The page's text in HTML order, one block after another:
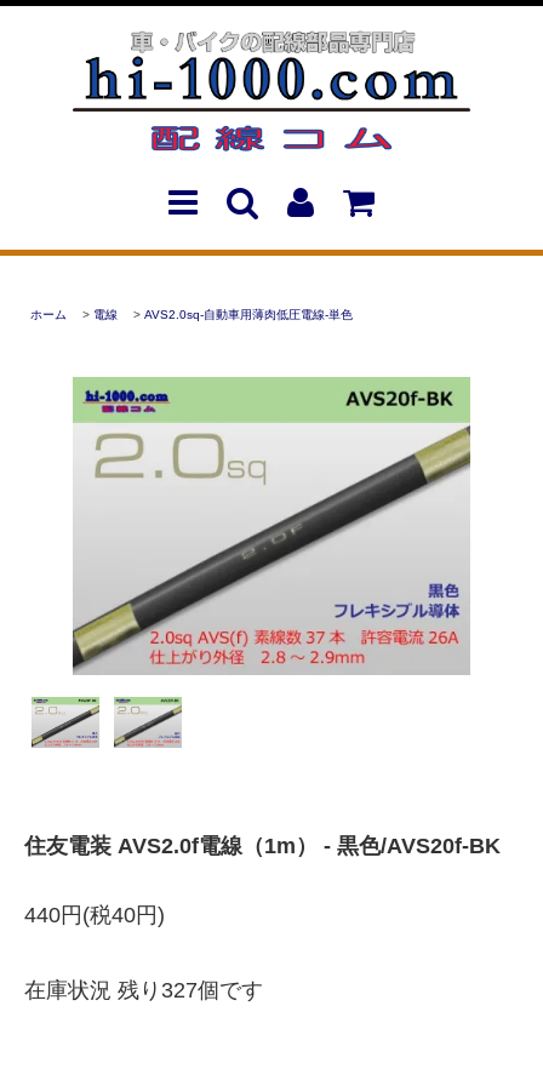
ホーム > 電線 > AVS2.0sq-自動車用薄肉低圧電線-単色
住友電装 AVS2.0f電線（1m） - 黒色/AVS20f-BK
440円(税40円)
在庫状況 残り327個です